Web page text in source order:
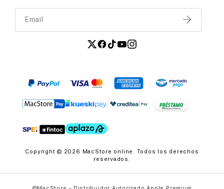
Email
Copyright © 2026 MacStore online. Todos los derechos
reservados.